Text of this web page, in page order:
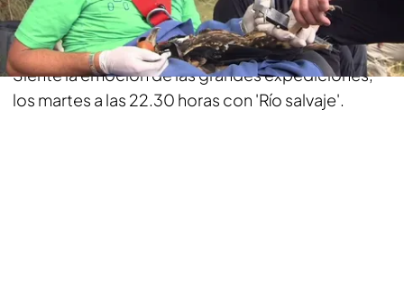
Aventura, aventura y más aventura. Con Kike
Calleja no te vas a aburrir, eso te lo garantizamos.
Siente la emoción de las grandes expediciones,
los martes a las 22.30 horas con 'Río salvaje'.